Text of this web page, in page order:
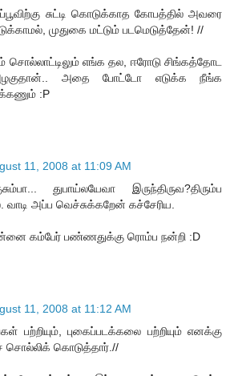
சுட்டி கொடுக்காத கோபத்தில் அவரை
முதுகை மட்டும் படமெடுத்தேன்! //
எங்க தல, ஈரோடு சிங்கத்தோட
அதை போட்டோ எடுக்க நீங்க
:P
11, 2008 at 11:09 AM
துபாய்லயேவா இருந்திருவ?திரும்ப
வாடி அப்ப வெச்சுக்கறேன் கச்சேரிய.
கம்பேர் பண்ணதுக்கு ரொம்ப நன்றி :D
11, 2008 at 11:12 AM
பற்றியும், புகைப்படக்கலை பற்றியும் எனக்கு
கொடுத்தார்.//